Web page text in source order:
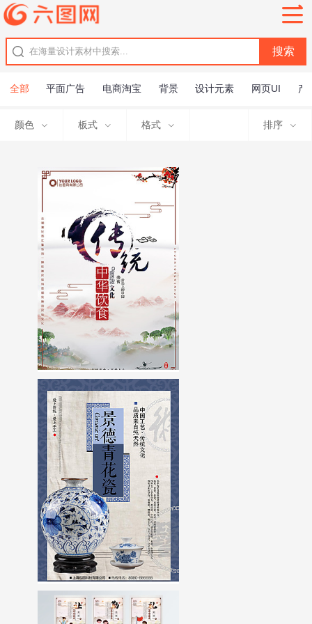
全部 平面广告 电商淘宝 背景 设计元素 网页UI 产
颜色 板式 格式 排序